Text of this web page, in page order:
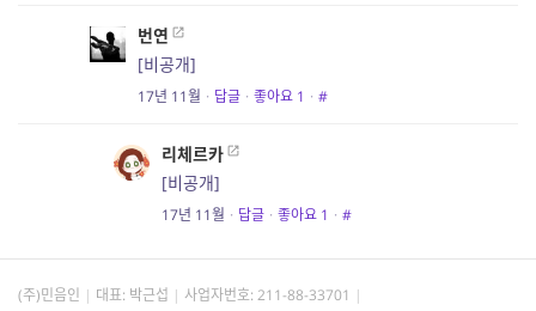
번연
[비공개]
17년 11월 · 답글 · 좋아요 1 · #
리체르카
[비공개]
17년 11월 · 답글 · 좋아요 1 · #
(주)민음인 대표: 박근섭 사업자번호: 211-88-33701